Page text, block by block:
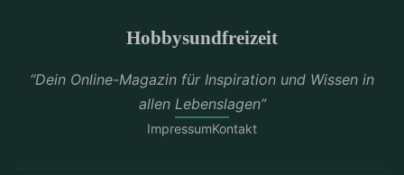
Hobbysundfreizeit
“Dein Online-Magazin für Inspiration und Wissen in
allen Lebenslagen”
ImpressumKontakt